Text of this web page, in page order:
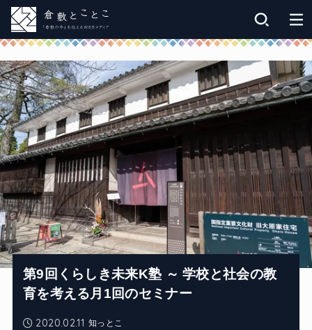
知っとこ
2020.02.11
第9回くらしき未来K塾 ～ 学校と社会の教
育を考える月1回のセミナー